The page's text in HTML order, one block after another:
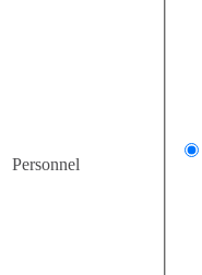
Personnel